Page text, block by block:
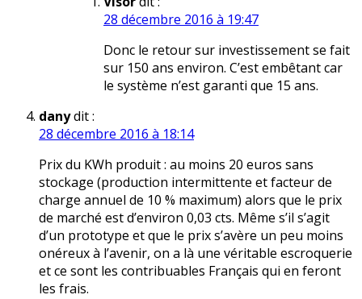
28 décembre 2016 à 19:47
Donc le retour sur investissement se fait
sur 150 ans environ. C’est embêtant car
le système n’est garanti que 15 ans.
danydit :
28 décembre 2016 à 18:14
Prix du KWh produit : au moins 20 euros sans
stockage (production intermittente et facteur de
charge annuel de 10 % maximum) alors que le prix
de marché est d’environ 0,03 cts. Même s’il s’agit
d’un prototype et que le prix s’avère un peu moins
onéreux à l’avenir, on a là une véritable escroquerie
et ce sont les contribuables Français qui en feront
les frais.